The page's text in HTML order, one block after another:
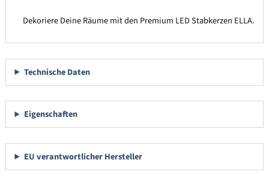
Dekoriere Deine Räume mit den Premium LED Stabkerzen ELLA.
Technische Daten
Eigenschaften
EU verantwortlicher Hersteller